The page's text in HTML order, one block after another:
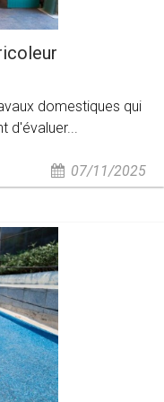
domestiques qui
d'évaluer...
07/11/2025